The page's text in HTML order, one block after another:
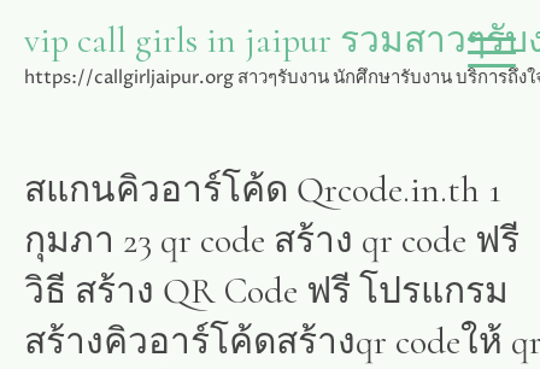
content
vip call girls in jaipur รวมสาวๆ
https://callgirljaipur.org สาวๆรับงาน นักศึกษารับงาน บริการถึง
สแกนคิวอาร์โค้ด Qrcode.in.th 1
กุมภา 23 qr code สร้าง qr code ฟรี
วิธี สร้าง QR Code ฟรี โปรแกรม
สร้างคิวอาร์โค้ดสร้างqr codeให้